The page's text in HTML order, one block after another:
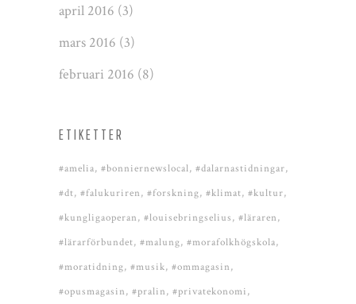
april 2016 (3)
mars 2016 (3)
februari 2016 (8)
ETIKETTER
#amelia #bonniernewslocal #dalarnastidningar
#dt #falukuriren #forskning #klimat #kultur
#kungligaoperan #louisebringselius #läraren
#lärarförbundet #malung #morafolkhögskola
#moratidning #musik #ommagasin
#opusmagasin #pralin #privatekonomi